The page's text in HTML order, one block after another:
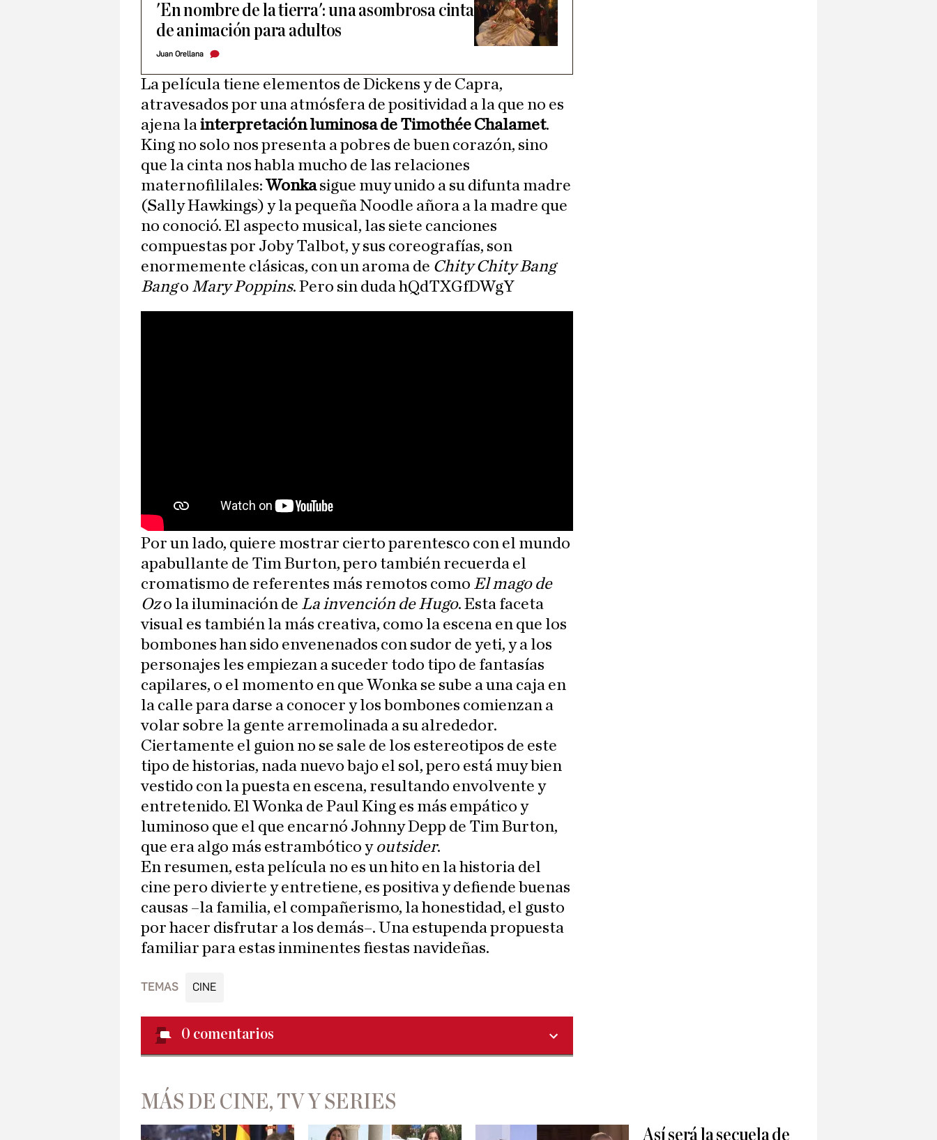
'En nombre de la tierra': una asombrosa cinta
de animación para adultos
Juan Orellana
La película tiene elementos de Dickens y de Capra,
atravesados por una atmósfera de positividad a la que no es
ajena lainterpretación luminosa de Timothée Chalamet.
King no solo nos presenta a pobres de buen corazón, sino
que la cinta nos habla mucho de las relaciones
maternofililales: Wonkasigue muy unido a su difunta madre
(Sally Hawkings) y la pequeña Noodle añora a la madre que
no conoció. El aspecto musical, las siete canciones
compuestas por Joby Talbot, y sus coreografías, son
enormemente clásicas, con un aroma de Chity Chity Bang
Bango Mary Poppins. Pero sin duda hQdTXGfDWgY
Por un lado, quiere mostrar cierto parentesco con el mundo
apabullante de Tim Burton, pero también recuerda el
cromatismo de referentes más remotos como El mago de
Ozo la iluminación de La invención de Hugo. Esta faceta
visual es también la más creativa, como la escena en que los
bombones han sido envenenados con sudor de yeti, y a los
personajes les empiezan a suceder todo tipo de fantasías
capilares, o el momento en que Wonka se sube a una caja en
la calle para darse a conocer y los bombones comienzan a
volar sobre la gente arremolinada a su alrededor.
Ciertamente el guion no se sale de los estereotipos de este
tipo de historias, nada nuevo bajo el sol, pero está muy bien
vestido con la puesta en escena, resultando envolvente y
entretenido. El Wonka de Paul King es más empático y
luminoso que el que encarnó Johnny Depp de Tim Burton,
que era algo más estrambótico youtsider.
En resumen, esta película no es un hito en la historia del
cine pero divierte y entretiene, es positiva y defiende buenas
causas –la familia, el compañerismo, la honestidad, el gusto
por hacer disfrutar a los demás–. Una estupenda propuesta
familiar para estas inminentes fiestas navideñas.
TEMAS CINE
0 comentarios
MÁS DE CINE, TV Y SERIES
Así será la secuela de